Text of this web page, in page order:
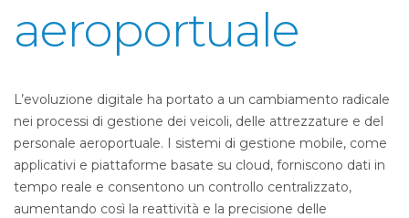
aeroportuale
L’evoluzione digitale ha portato a un cambiamento radicale
nei processi di gestione dei veicoli, delle attrezzature e del
personale aeroportuale. I sistemi di gestione mobile, come
applicativi e piattaforme basate su cloud, forniscono dati in
tempo reale e consentono un controllo centralizzato,
aumentando così la reattività e la precisione delle